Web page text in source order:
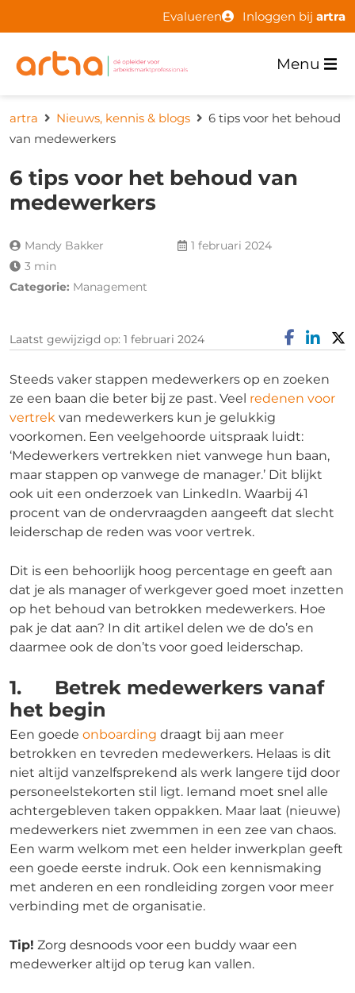
Evalueren Inloggen bij artra
Menu
artra Nieuws, kennis & blogs
6 tips voor het behoud
van medewerkers
6 tips voor het behoud van
medewerkers
Mandy Bakker
1 februari 2024
3 min
Categorie: Management
Laatst gewijzigd op: 1 februari 2024
Steeds vaker stappen medewerkers op en zoeken
ze een baan die beter bij ze past. Veel redenen voor
vertrek van medewerkers kun je gelukkig
voorkomen. Een veelgehoorde uitspraak luidt:
‘Medewerkers vertrekken niet vanwege hun baan,
maar stappen op vanwege de manager.’ Dit blijkt
ook uit een onderzoek van LinkedIn. Waarbij 41
procent van de ondervraagden aangeeft dat slecht
leiderschap de reden was voor vertrek.
Dit is een behoorlijk hoog percentage en geeft aan
dat je als manager of werkgever goed moet inzetten
op het behoud van betrokken medewerkers. Hoe
pak je dat aan? In dit artikel delen we de do’s en
daarmee ook de don’ts voor goed leiderschap.
1. Betrek medewerkers vanaf
het begin
Een goede onboarding draagt bij aan meer
betrokken en tevreden medewerkers. Helaas is dit
niet altijd vanzelfsprekend als werk langere tijd door
personeelstekorten stil ligt. Iemand moet snel alle
achtergebleven taken oppakken. Maar laat (nieuwe)
medewerkers niet zwemmen in een zee van chaos.
Een warm welkom met een helder inwerkplan geeft
een goede eerste indruk. Ook een kennismaking
met anderen en een rondleiding zorgen voor meer
verbinding met de organisatie.
Tip! Zorg desnoods voor een buddy waar een
medewerker altijd op terug kan vallen.